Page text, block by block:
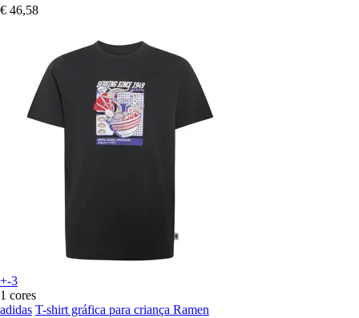
€ 46,58
+-3
1 cores
adidas T-shirt gráfica para criança Ramen